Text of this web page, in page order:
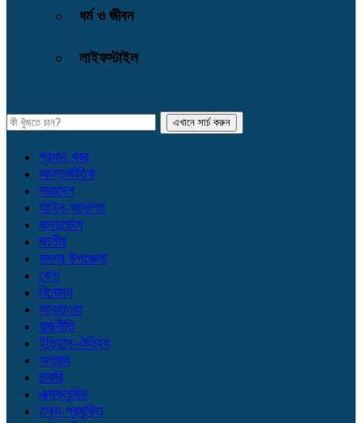
ধর্ম ও জীবন
লাইফস্টাইল
প্রধান খবর
আন্তর্জাতিক
সারাদেশ
আইন-আদালত
জনদুর্ভোগ
জাতীয়
সমগ্র উপজেলা
খেলা
বিনোদন
আবহাওয়া
রাজনীতি
ইতিহাস-ঐতিহ্য
অপরাধ
চাকরি
এক্সক্লুসিভ
তথ্য-প্রযুক্তি